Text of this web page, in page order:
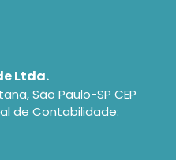
Ltda.
São Paulo-SP CEP
de Contabilidade: